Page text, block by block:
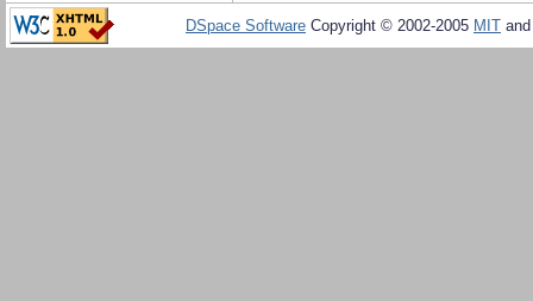
DSpace Software Copyright © 2002-2005 MIT